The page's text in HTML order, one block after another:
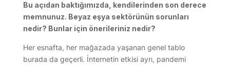
Bu açıdan baktığımızda, kendilerinden son derece
memnunuz. Beyaz eşya sektörünün sorunları
nedir? Bunlar için önerileriniz nedir?
Her esnafta, her mağazada yaşanan genel tablo
burada da geçerli. İnternetin etkisi ayrı, pandemi